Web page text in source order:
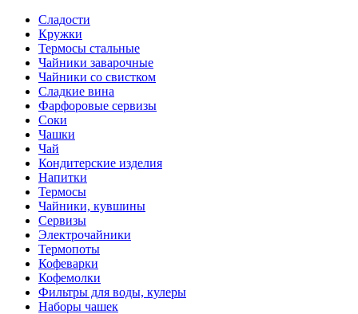
Сладости
Кружки
Термосы стальные
Чайники заварочные
Чайники со свистком
Сладкие вина
Фарфоровые сервизы
Соки
Чашки
Чай
Кондитерские изделия
Напитки
Термосы
Чайники, кувшины
Сервизы
Электрочайники
Термопоты
Кофеварки
Кофемолки
Фильтры для воды, кулеры
Наборы чашек